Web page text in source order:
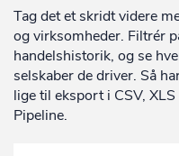
ownr Ajour
Hold dig opdateret og compliant
ownr Pipeline
Sæt strøm til dit nysalg
Pipedrive
Kommer snart
ownr API
Kun fantasien sætter grænsen
PRISER
OM OWNR
Tag det et skridt videre
og virksomheder. Filtrér
handelshistorik, og se
selskaber de driver. Så
lige til eksport i CSV,
Pipeline.